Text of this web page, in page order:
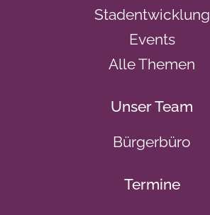
Stadentwicklung
Events
Alle Themen
Unser Team
Bürgerbüro
Termine